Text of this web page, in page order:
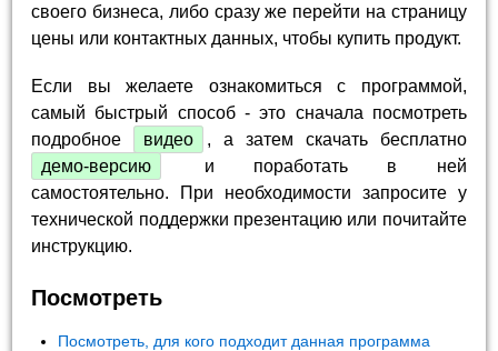
своего бизнеса, либо сразу же перейти на страницу
цены или контактных данных, чтобы купить продукт.
Если вы желаете ознакомиться с программой,
самый быстрый способ - это сначала посмотреть
подробное
видео
, а затем скачать бесплатно
демо-версию
и поработать в ней
самостоятельно. При необходимости запросите у
технической поддержки презентацию или почитайте
инструкцию.
Посмотреть
Посмотреть, для кого подходит данная программа